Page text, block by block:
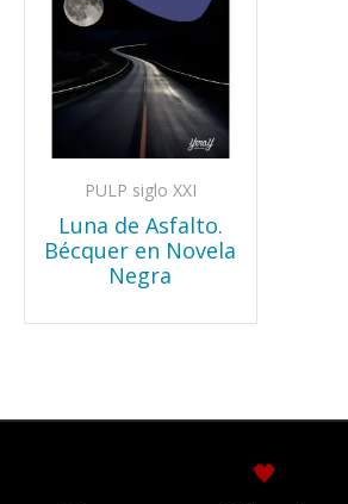
PULP siglo XXI
Luna de Asfalto.
Bécquer en Novela
Negra
🖤